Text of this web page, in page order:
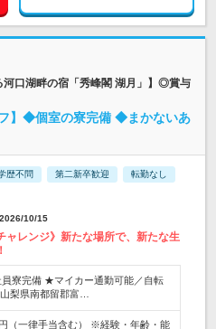
河口湖畔の宿「秀峰閣 湖月」】◎賞与
】◆個室の寮完備 ◆まかないあ
歴不問 第二新卒歓迎 転勤なし
10/15
ャレンジ》新たな場所で、新たな生
寮完備 ★マイカー通勤可能／自転
梨県南都留郡富…
（一律手当含む） ※経験・年齢・能